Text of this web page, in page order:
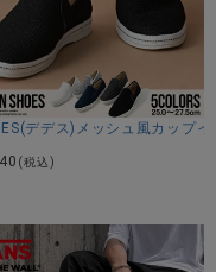
全長38幅(最短8/最
ズ/全4色
デデス)メッシュ風カップ
(税込)